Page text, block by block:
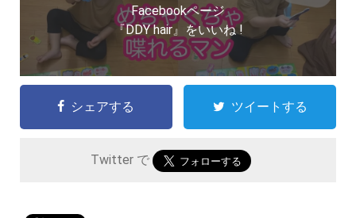
Facebookページ
『DDY hair』をいいね !
シェアする ツイートする
Twitter で